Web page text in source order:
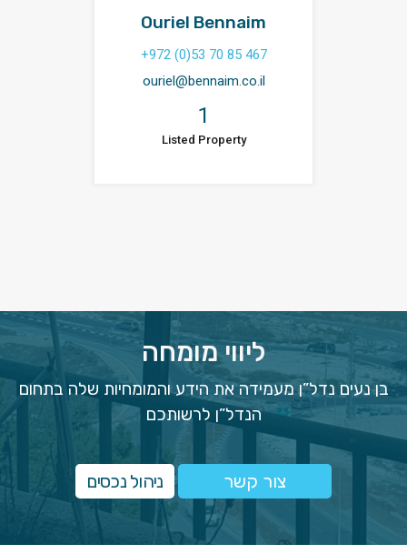
Ouriel Bennaim
+972 (0)53 70 85 467
ouriel@bennaim.co.il
1
Listed Property
ליווי מומחה
בן נעים נדל”ן מעמידה את הידע והמומחיות שלה בתחום
הנדל”ן לרשותכם
צור קשר ניהול נכסים